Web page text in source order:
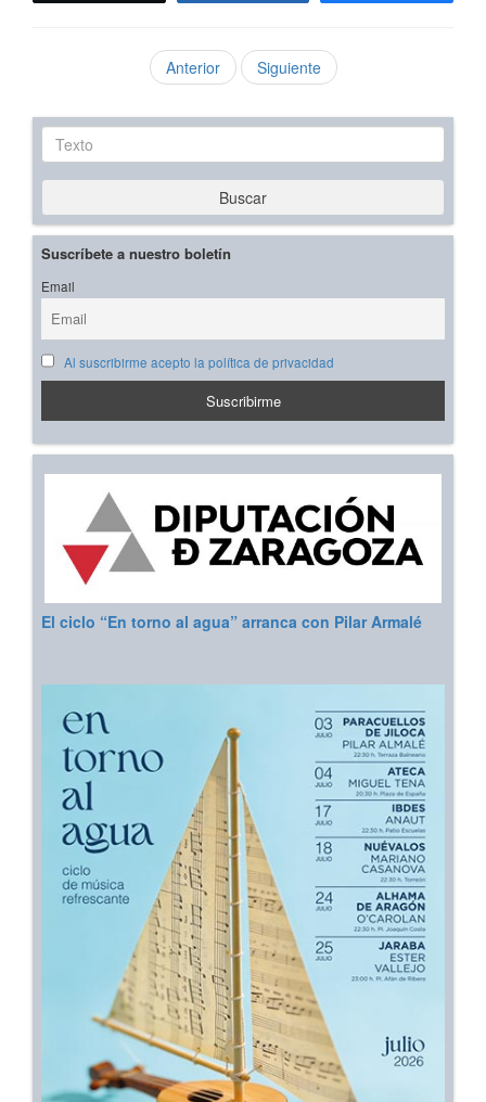
Anterior Siguiente
Texto
Buscar
Suscríbete a nuestro boletín
Email
Al suscribirme acepto la política de privacidad
El ciclo “En torno al agua” arranca con Pilar Armalé